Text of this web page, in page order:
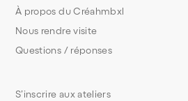
S’inscrire aux ateliers
À propos du Créahmbxl
Nous rendre visite
Questions / réponses